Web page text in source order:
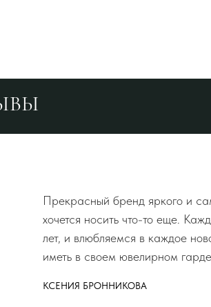
Прекрасный бренд яркого и
хочется носить что-то еще.
лет, и влюбляемся в каждое
иметь в своем ювелирном
КСЕНИЯ БРОННИКОВА